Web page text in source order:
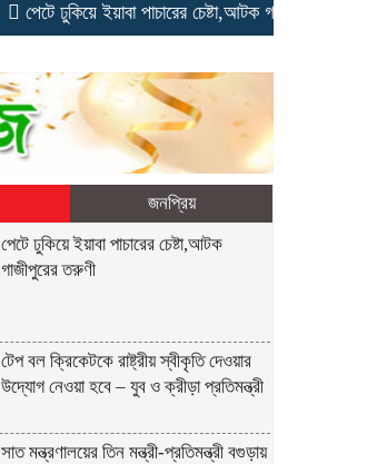
পেটে ঢুকিয়ে ইয়াবা পাচারের চেষ্টা,আটক গাজীপুরের তরুণী
জনপ্রিয়
পেটে ঢুকিয়ে ইয়াবা পাচারের চেষ্টা,আটক
গাজীপুরের তরুণী
টেপ বল ক্রিকেটকে রাষ্ট্রীয় স্বীকৃতি দেওয়ার
উদ্যোগ নেওয়া হবে – যুব ও ক্রীড়া প্রতিমন্ত্রী
সাত মন্ত্রণালয়ের তিন মন্ত্রী-প্রতিমন্ত্রী বগুড়ায়